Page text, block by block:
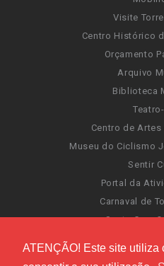
ATENÇÃO! Este site utiliza
Visite
Centro Histórico
Orçamento
Arquivo
Biblioteca
Centro de
Museu do Ciclismo
Sentir
Portal da
Carnaval de
Santa Cruz